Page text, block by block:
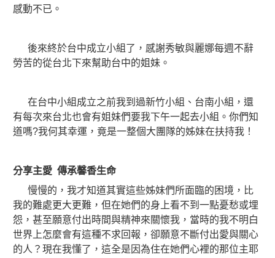
感動不已。
後來終於台中成立小組了，感謝秀敏與麗娜每週不辭
勞苦的從台北下來幫助台中的姐妹。
在台中小組成立之前我到過新竹小組、台南小組，還
有每次來台北也會有姐妹們要我下午一起去小組。你們知
道嗎?我何其幸運，竟是一整個大團隊的姊妹在扶持我！
分享主愛 傳承馨香生命
慢慢的，我才知道其實這些姊妹們所面臨的困境，比
我的難處更大更難，但在她們的身上看不到一點憂愁或埋
怨，甚至願意付出時間與精神來關懷我，當時的我不明白
世界上怎麼會有這種不求回報，卻願意不斷付出愛與關心
的人？現在我懂了，這全是因為住在她們心裡的那位主耶